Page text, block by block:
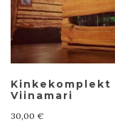
Kinkekomplekt
Viinamari
30,00 €